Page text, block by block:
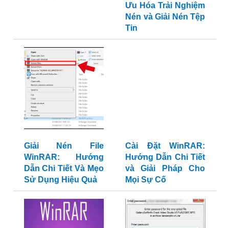
Ưu Hóa Trải Nghiệm
Nén và Giải Nén Tệp
Tin
Giải Nén File
WinRAR: Hướng
Dẫn Chi Tiết Và Mẹo
Sử Dụng Hiệu Quả
Cài Đặt WinRAR:
Hướng Dẫn Chi Tiết
và Giải Pháp Cho
Mọi Sự Cố